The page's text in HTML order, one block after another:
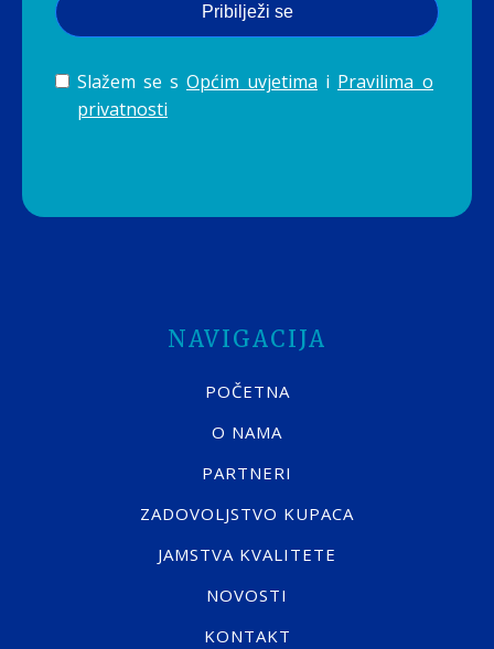
Pribilježi se
Slažem se s Općim uvjetima i Pravilima o
privatnosti
NAVIGACIJA
POČETNA
O NAMA
PARTNERI
ZADOVOLJSTVO KUPACA
JAMSTVA KVALITETE
NOVOSTI
KONTAKT